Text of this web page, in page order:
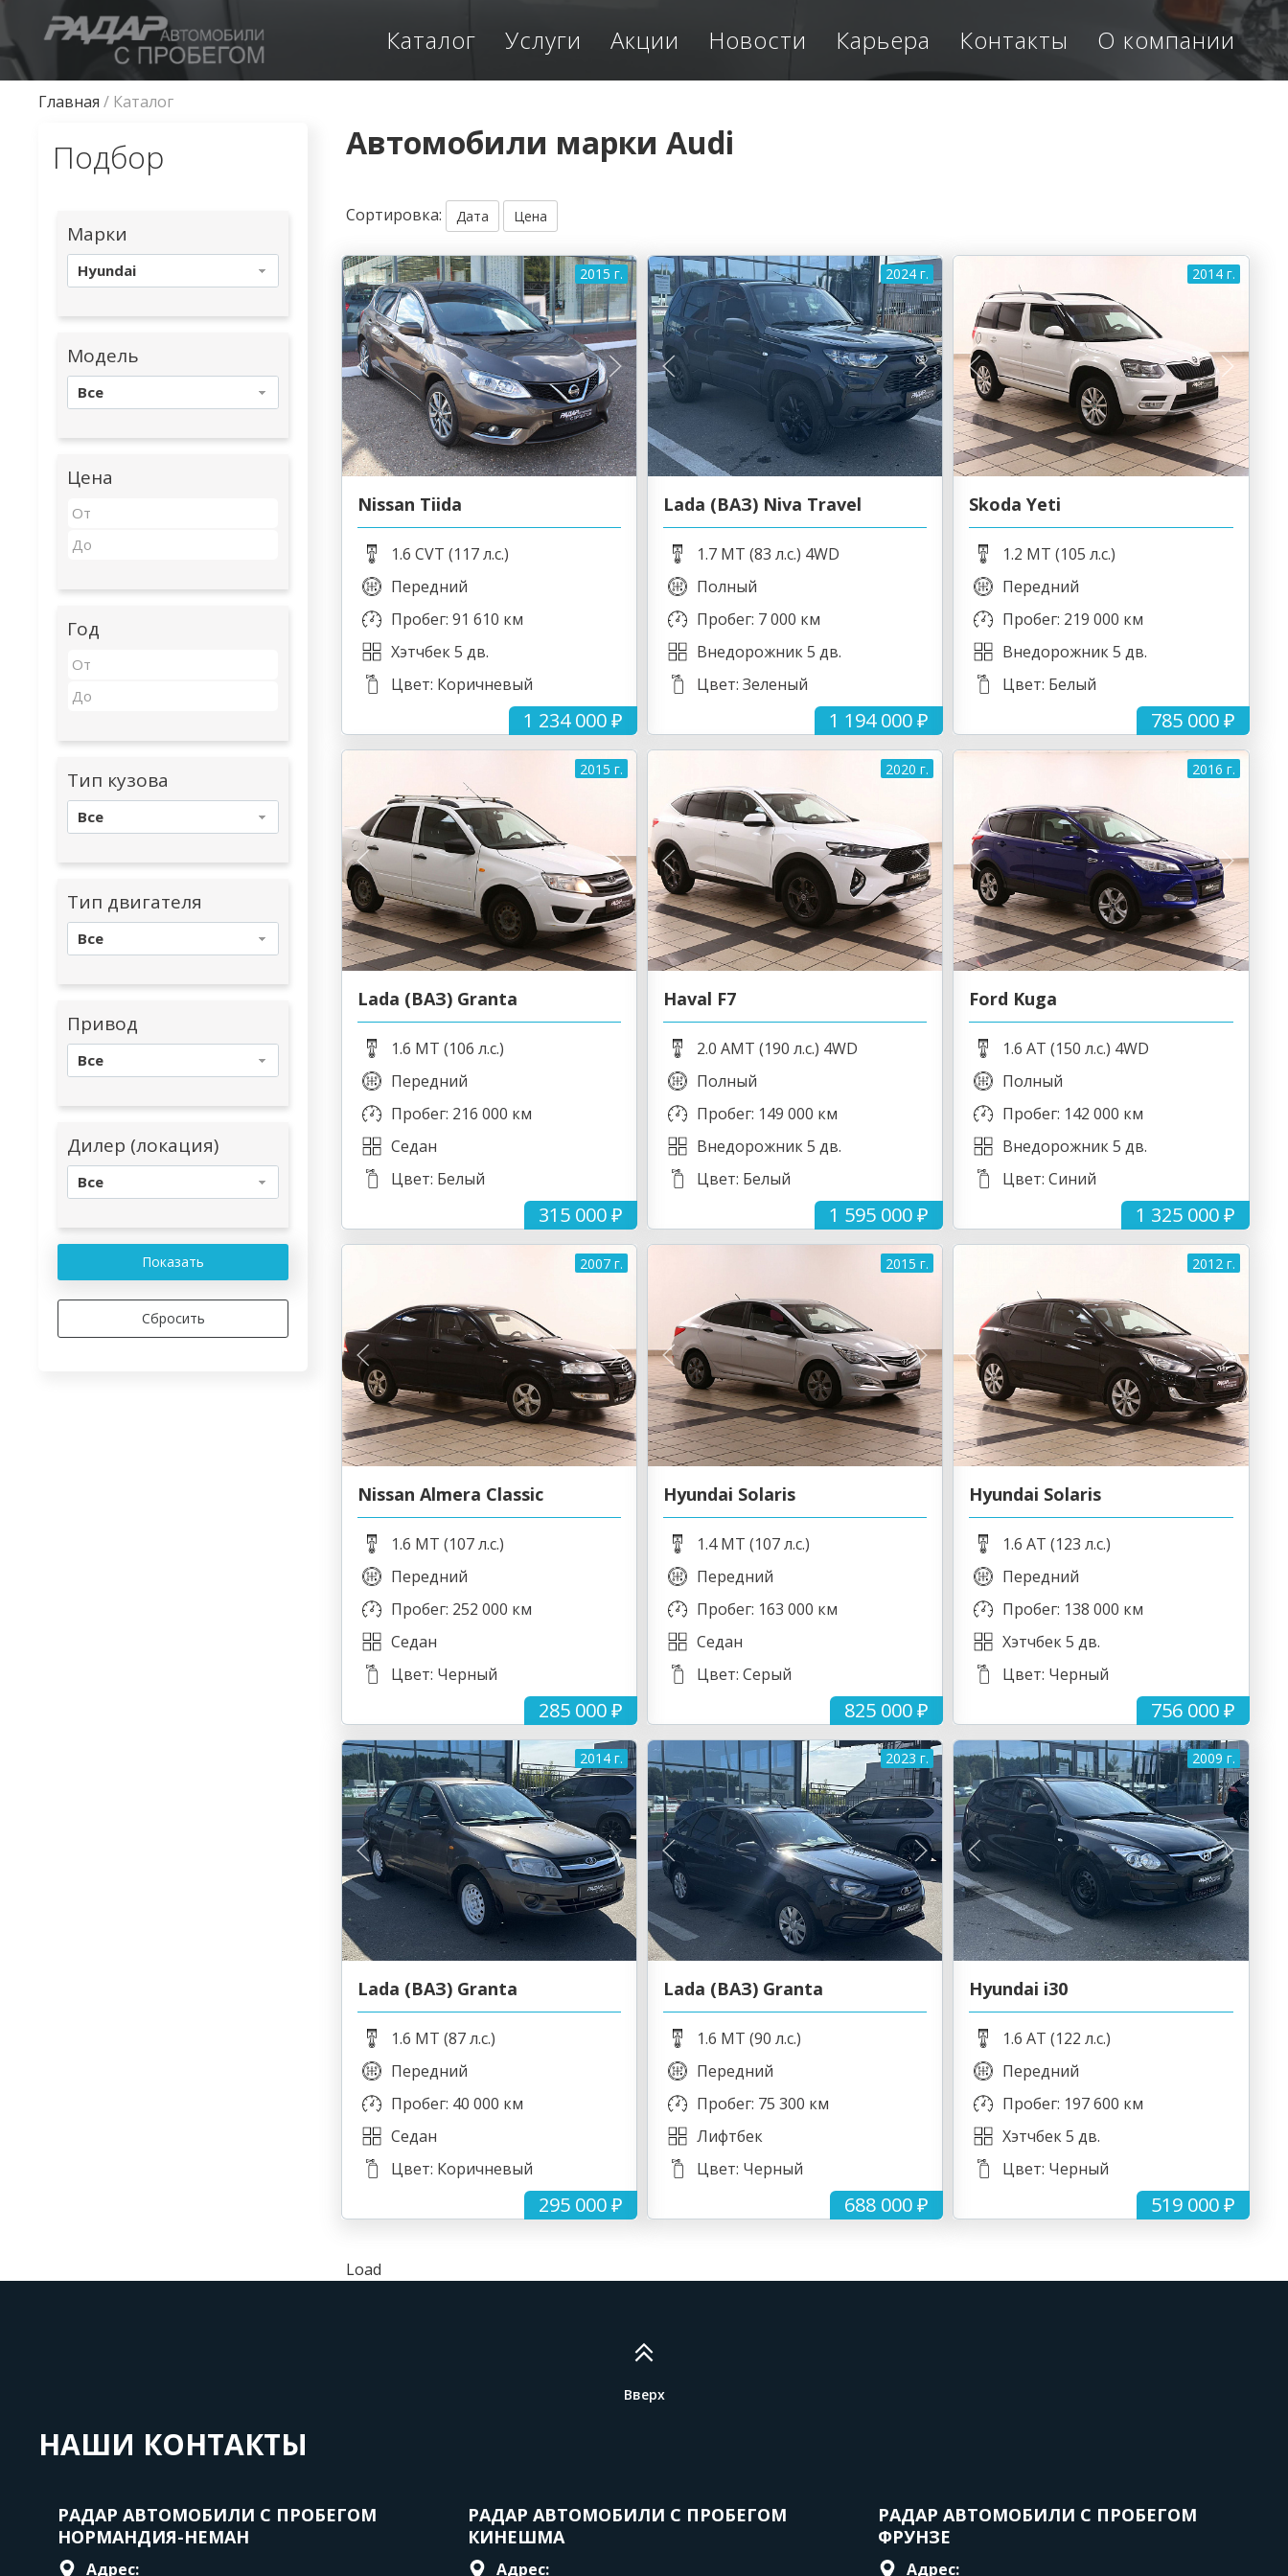
Каталог Услуги Акции Новости Карьера Контакты О компании
Главная / Каталог
Подбор
Марки
Hyundai
Модель
Все
Цена
Год
Тип кузова
Все
Тип двигателя
Все
Привод
Все
Дилер (локация)
Все
Автомобили марки Audi
Сортировка: Дата Цена
2015 г.
1 234 000 ₽
Nissan Tiida
1.6 CVT (117 л.с.)
Передний
Пробег: 91 610 км
Хэтчбек 5 дв.
Цвет: Коричневый
2024 г.
1 194 000 ₽
Lada (ВАЗ) Niva Travel
1.7 MT (83 л.с.) 4WD
Полный
Пробег: 7 000 км
Внедорожник 5 дв.
Цвет: Зеленый
2014 г.
785 000 ₽
Skoda Yeti
1.2 MT (105 л.с.)
Передний
Пробег: 219 000 км
Внедорожник 5 дв.
Цвет: Белый
2015 г.
315 000 ₽
Lada (ВАЗ) Granta
1.6 MT (106 л.с.)
Передний
Пробег: 216 000 км
Седан
Цвет: Белый
2020 г.
1 595 000 ₽
Haval F7
2.0 AMT (190 л.с.) 4WD
Полный
Пробег: 149 000 км
Внедорожник 5 дв.
Цвет: Белый
2016 г.
1 325 000 ₽
Ford Kuga
1.6 AT (150 л.с.) 4WD
Полный
Пробег: 142 000 км
Внедорожник 5 дв.
Цвет: Синий
2007 г.
285 000 ₽
Nissan Almera Classic
1.6 MT (107 л.с.)
Передний
Пробег: 252 000 км
Седан
Цвет: Черный
2015 г.
825 000 ₽
Hyundai Solaris
1.4 MT (107 л.с.)
Передний
Пробег: 163 000 км
Седан
Цвет: Серый
2012 г.
756 000 ₽
Hyundai Solaris
1.6 AT (123 л.с.)
Передний
Пробег: 138 000 км
Хэтчбек 5 дв.
Цвет: Черный
2014 г.
295 000 ₽
Lada (ВАЗ) Granta
1.6 MT (87 л.с.)
Передний
Пробег: 40 000 км
Седан
Цвет: Коричневый
2023 г.
688 000 ₽
Lada (ВАЗ) Granta
1.6 MT (90 л.с.)
Передний
Пробег: 75 300 км
Лифтбек
Цвет: Черный
2009 г.
519 000 ₽
Hyundai i30
1.6 AT (122 л.с.)
Передний
Пробег: 197 600 км
Хэтчбек 5 дв.
Цвет: Черный
Load
Вверх
НАШИ КОНТАКТЫ
РАДАР АВТОМОБИЛИ С ПРОБЕГОМ
НОРМАНДИЯ-НЕМАН
Адрес:
РАДАР АВТОМОБИЛИ С ПРОБЕГОМ
КИНЕШМА
Адрес:
РАДАР АВТОМОБИЛИ С ПРОБЕГОМ
ФРУНЗЕ
Адрес: